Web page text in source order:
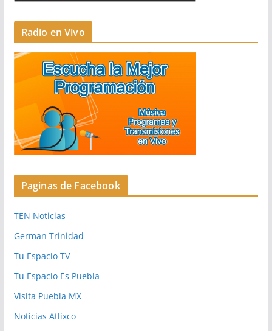
Radio en Vivo
Paginas de Facebook
TEN Noticias
German Trinidad
Tu Espacio TV
Tu Espacio Es Puebla
Visita Puebla MX
Noticias Atlixco